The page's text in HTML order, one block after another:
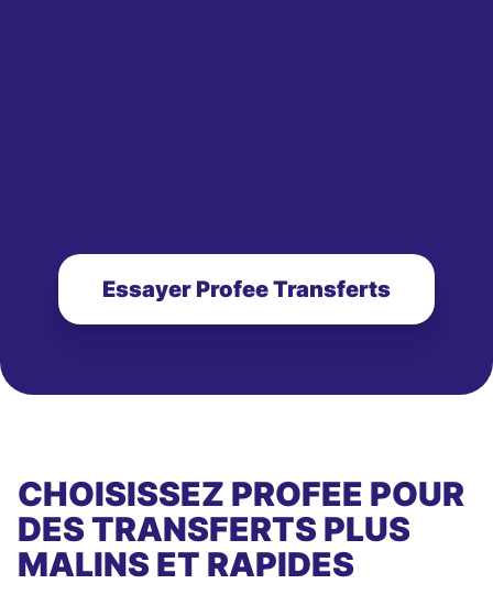
Essayer Profee Transferts
CHOISISSEZ PROFEE POUR
DES TRANSFERTS PLUS
MALINS ET RAPIDES